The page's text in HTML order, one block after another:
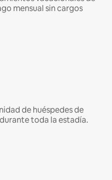
mensual sin cargos
de huéspedes de
toda la estadía.